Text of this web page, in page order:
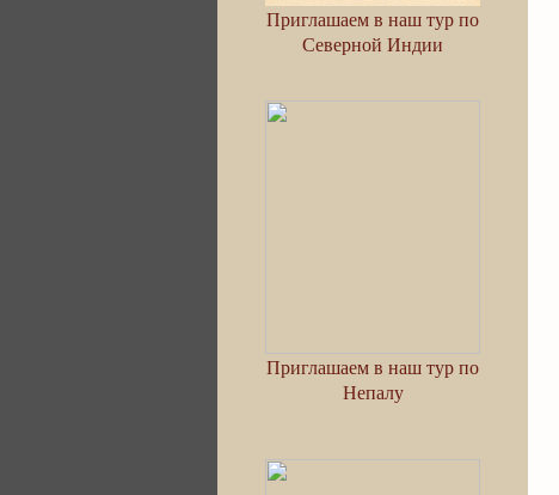
Приглашаем в наш тур по
Северной Индии
Приглашаем в наш тур по
Непалу